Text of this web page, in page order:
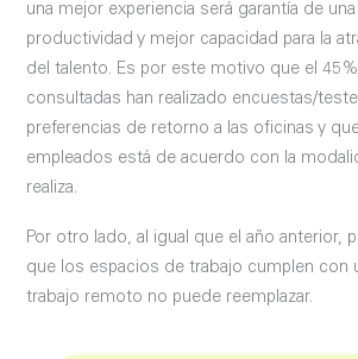
una mejor experiencia será garantía de
productividad y mejor capacidad para la
del talento. Es por este motivo que el
consultadas han realizado encuestas/
preferencias de retorno a las oficinas y
empleados está de acuerdo con la
realiza.
Por otro lado, al igual que el año anterior,
que los espacios de trabajo cumplen con
trabajo remoto no puede reemplazar.